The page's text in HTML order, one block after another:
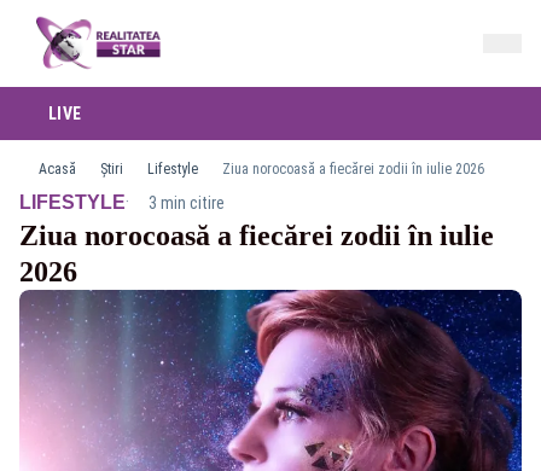
LIVE
Acasă Știri Lifestyle Ziua norocoasă a fiecărei zodii în iulie 2026
LIFESTYLE· 3 min citire
Ziua norocoasă a fiecărei zodii în iulie
2026